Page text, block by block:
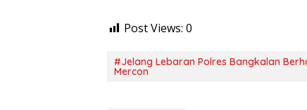
Post Views: 0
#Jelang Lebaran Polres Bangkalan
Mercon